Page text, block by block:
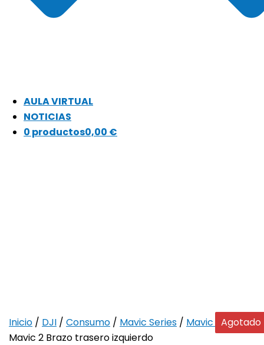
AULA VIRTUAL
NOTICIAS
0 productos0,00 €
Inicio / DJI / Consumo / Mavic Series / Mavic 2 / DJI
Mavic 2 Brazo trasero izquierdo
Agotado